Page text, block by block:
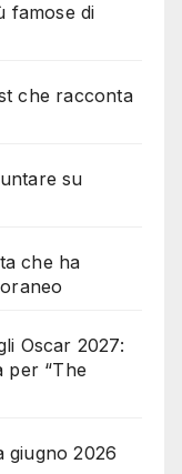
famose di
che racconta
su
che ha
Oscar 2027:
per “The
giugno 2026